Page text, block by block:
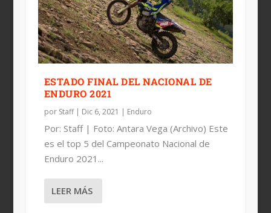
ESTADO FINAL DEL NACIONAL DE
ENDURO 2021
por Staff| Dic 6, 2021 | Enduro
Por: Staff | Foto: Antara Vega (Archivo) Este
es el top 5 del Campeonato Nacional de
Enduro 2021...
LEER MÁS